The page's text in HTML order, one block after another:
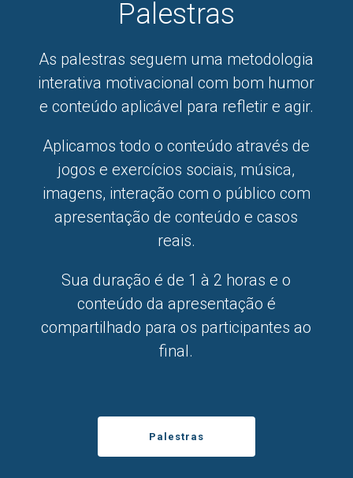
Palestras
As palestras seguem uma metodologia
interativa motivacional com bom humor
e conteúdo aplicável para refletir e agir.
Aplicamos todo o conteúdo através de
jogos e exercícios sociais, música,
imagens, interação com o público com
apresentação de conteúdo e casos
reais.
Sua duração é de 1 à 2 horas e o
conteúdo da apresentação é
compartilhado para os participantes ao
final.
Palestras